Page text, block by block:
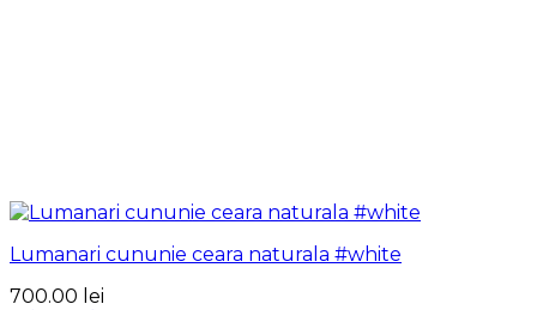
Lumanari cununie ceara naturala #white
700.00 lei